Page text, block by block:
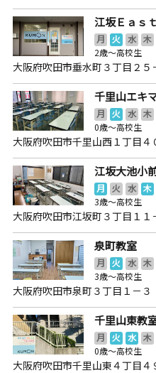
江坂Ｅａｓ
月 火 水 木
2歳～高校生
大阪府吹田市垂水町３丁目２５
千里山エキ
月 火 水 木
0歳～高校生
大阪府吹田市千里山西１丁目
江坂大池小
月 火 水 木
3歳～高校生
大阪府吹田市江坂町３丁目１１
泉町教室
月 火 水 木
3歳～高校生
大阪府吹田市泉町３丁目１－
千里山東教
月 火 水 木
0歳～高校生
大阪府吹田市千里山東４丁目４